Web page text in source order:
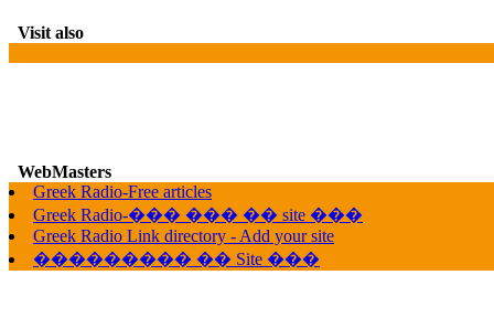
Visit also
WebMasters
Greek Radio-Free articles
Greek Radio-��� ��� �� site ���
Greek Radio Link directory - Add your site
��������� �� Site ���